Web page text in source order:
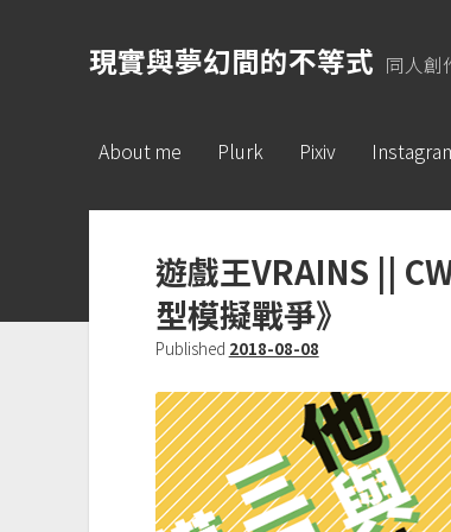
現實與夢幻間的不等式 同人創
About me Plurk Pixiv
遊戲王VRAINS ||
型模擬戰爭》
Published 2018-08-08